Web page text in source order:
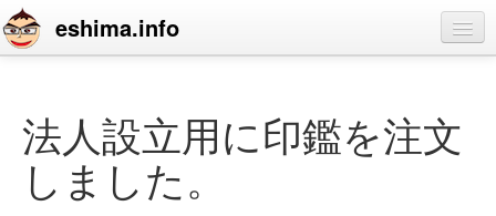
eshima.info
blog
profile
contact
法人設立用に印鑑を注文
しました。